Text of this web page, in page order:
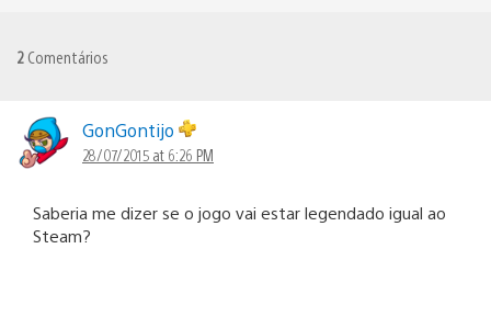
2 Comentários
GonGontijo
28/07/2015 at 6:26 PM
Saberia me dizer se o jogo vai estar legendado igual ao
Steam?